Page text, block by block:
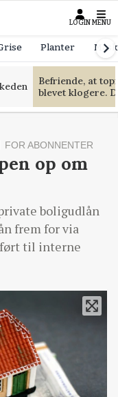
LOGIN MENU
Planter
Befriende, at
blevet klogere.
FOR ABONNENTER
op om
boligudlån
frem for via
til interne